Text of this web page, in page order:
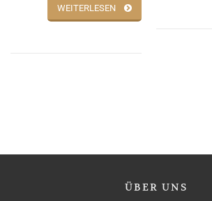
WEITERLESEN
ÜBER UNS